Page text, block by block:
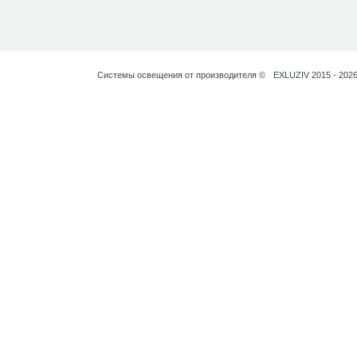
Системы освещения от производителя © EXLUZIV 2015 - 2026